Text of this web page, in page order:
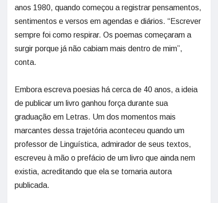
anos 1980, quando começou a registrar pensamentos,
sentimentos e versos em agendas e diários. “Escrever
sempre foi como respirar. Os poemas começaram a
surgir porque já não cabiam mais dentro de mim”,
conta.
Embora escreva poesias há cerca de 40 anos, a ideia
de publicar um livro ganhou força durante sua
graduação em Letras. Um dos momentos mais
marcantes dessa trajetória aconteceu quando um
professor de Linguística, admirador de seus textos,
escreveu à mão o prefácio de um livro que ainda nem
existia, acreditando que ela se tornaria autora
publicada.